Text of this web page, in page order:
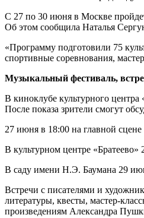
С 27 по 30 июня в Москве
Об этом сообщила Наталья
«Программу подготовили 75
спортивные соревнования,
Музыкальный фестиваль,
В киноклубе культурного
После показа зрители смогут
27 июня в 18:00 на главной
В культурном центре
В саду имени Н.Э. Баумана 29
Встречи с писателями и
литературы, квесты, мастер-
произведениям Александра